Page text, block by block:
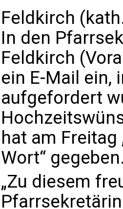
Feldkirch
In den
Feldkirch
ein E-Mail ein,
aufgefordert
hat am
Wort“
„Zu diesem